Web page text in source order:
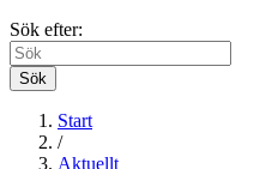
Sök efter:
Sök
Start
/
Aktuellt